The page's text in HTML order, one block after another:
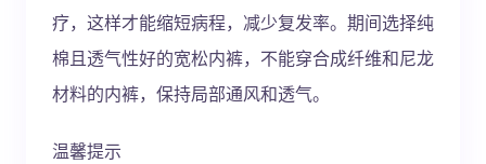
疗，这样才能缩短病程，减少复发率。期间选择纯
棉且透气性好的宽松内裤，不能穿合成纤维和尼龙
材料的内裤，保持局部通风和透气。
温馨提示